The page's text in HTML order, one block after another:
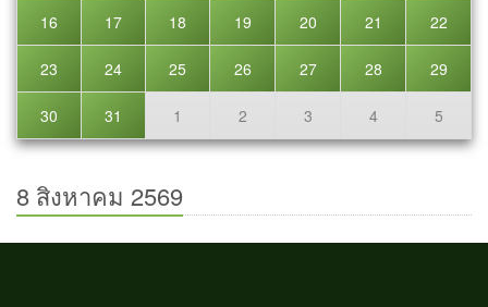
16 17 18 19 20 21 22
23 24 25 26 27 28 29
30 31 1 2 3 4 5
8 สิงหาคม 2569